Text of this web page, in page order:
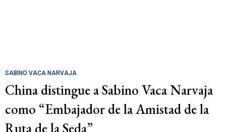
SABINO VACA NARVAJA
China distingue a Sabino Vaca Narvaja
como “Embajador de la Amistad de la
Ruta de la Seda”